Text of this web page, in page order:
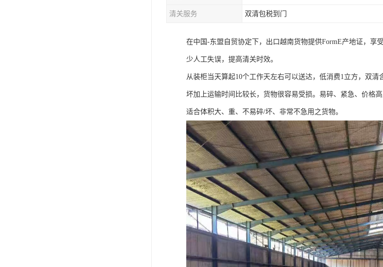
清关服务 双清包税到门
在中国-东盟自贸协定下，出口越南货物提供FormE产地证，享
少人工失误，提高清关时效。
从装柜当天算起10个工作天左右可以送达，低消费1立方，双
坏加上运输时间比较长，货物很容易受损。易碎、紧急、价格高
适合体积大、重、不易碎/坏、非常不急用之货物。